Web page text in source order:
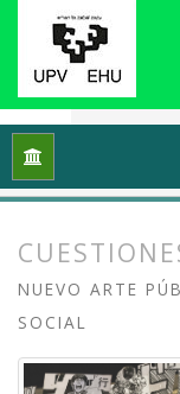
Inicio
NUEVO ARTE
SOCIAL